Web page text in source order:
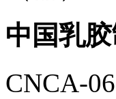
中国乳
CNCA-